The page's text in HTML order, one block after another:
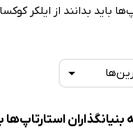
باید بدانند از ایلکر
استارتاپ‌ها